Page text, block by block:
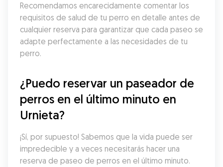
Recomendamos encarecidamente comentar los
requisitos de salud de tu perro en detalle antes de
cualquier reserva para garantizar que cada paseo se
adapte perfectamente a las necesidades de tu
perro.
¿Puedo reservar un paseador de
perros en el último minuto en
Urnieta?
¡Sí, por supuesto! Sabemos que la vida puede ser
impredecible y a veces necesitarás hacer una
reserva de paseo de perros en el último minuto.